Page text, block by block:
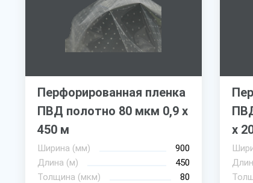
Перфорированная пленка
ПВД полотно 80 мкм 0,9 х
450 м
Ширина (мм)
900
Длина (м)
450
Толщина (мкм)
80
х